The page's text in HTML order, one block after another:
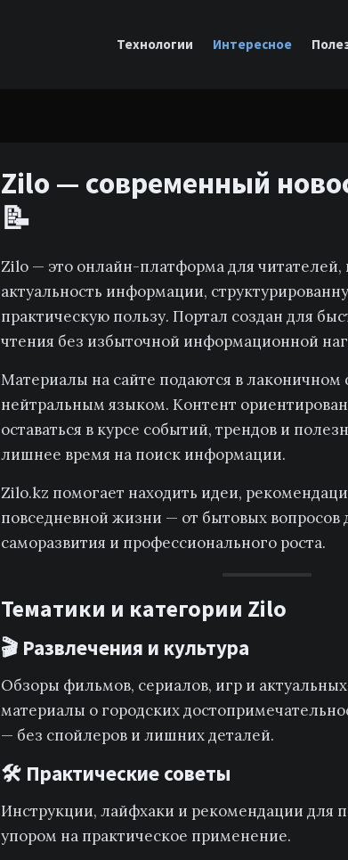
Технологии Интересное
Zilo — современный
📝
Zilo — это онлайн-платформа для читателей,
актуальность информации,
практическую пользу. Портал создан для
чтения без избыточной информационной
Материалы на сайте подаются в
нейтральным языком. Контент ориентирован
оставаться в курсе событий, трендов и
лишнее время на поиск информации.
Zilo.kz помогает находить идеи,
повседневной жизни — от бытовых вопросов
саморазвития и профессионального роста.
Тематики и категории Zilo
🎬 Развлечения и культура
Обзоры фильмов, сериалов, игр и
материалы о городских
— без спойлеров и лишних деталей.
🛠 Практические советы
Инструкции, лайфхаки и рекомендации для
упором на практическое применение.